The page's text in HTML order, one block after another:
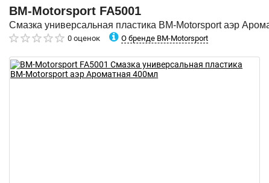
BM-Motorsport FA5001
Смазка универсальная пластика BM-Motorsport аэр
0 оценок О бренде BM-Motorsport